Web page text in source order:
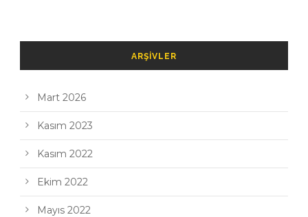
ARŞIVLER
Mart 2026
Kasım 2023
Kasım 2022
Ekim 2022
Mayıs 2022